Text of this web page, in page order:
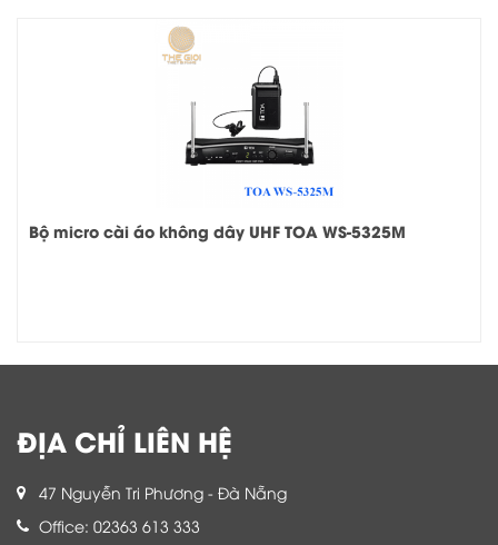
Bộ micro cài áo không dây UHF TOA WS-5325M
ĐỊA CHỈ LIÊN HỆ
47 Nguyễn Tri Phương - Đà Nẵng
Office: 02363 613 333